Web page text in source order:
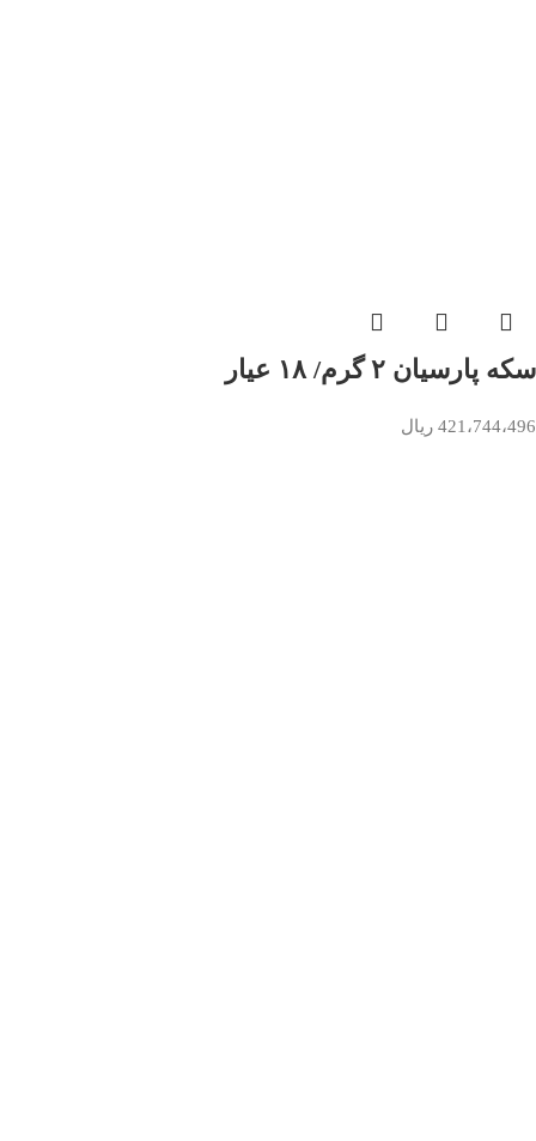
سکه پارسیان ۲ گرم/ ۱۸ عیار
421،744،496 ریال